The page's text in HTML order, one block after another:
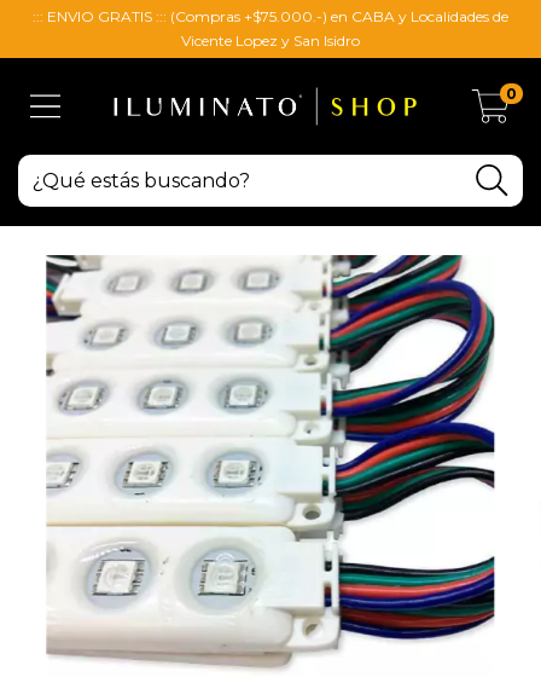
::: ENVIO GRATIS ::: (Compras +$75.000.-) en CABA y Localidades de
Vicente Lopez y San Isidro
0